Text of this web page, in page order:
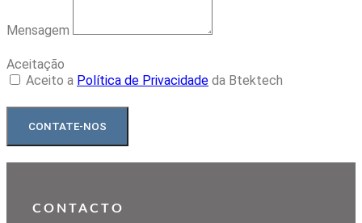
Mensagem
Aceitação
Aceito a Política de Privacidade da Btektech
CONTATE-NOS
CONTACTO